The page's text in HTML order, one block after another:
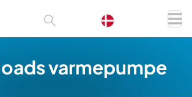
varmepumpe